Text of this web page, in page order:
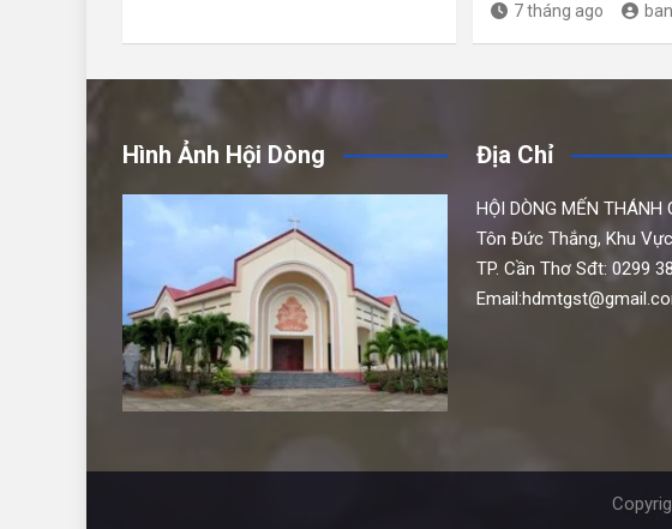
7 tháng ago
Hình Ảnh Hội Dòng Địa Chỉ
HỘI DÒNG MẾN THÁNH
Tôn Đức Thắng, Khu
TP. Cần Thơ Sđt: 0299